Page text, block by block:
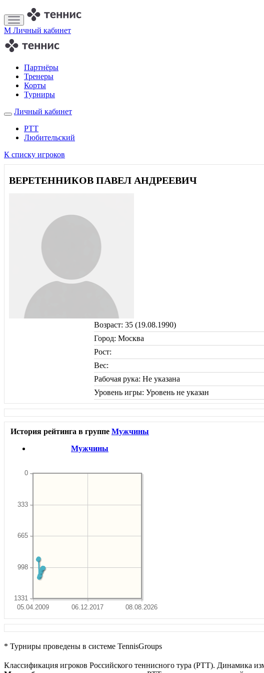
M Личный кабинет
Партнёры
Тренеры
Корты
Турниры
Личный кабинет
РТТ
Любительский
К списку игроков
ВЕРЕТЕННИКОВ ПАВЕЛ АНДРЕЕВИЧ
Возраст: 35 (19.08.1990)
Город: Москва
Рост:
Вес:
Рабочая рука: Не указана
Уровень игры: Уровень не указан
История рейтинга в группе Мужчины
Мужчины
05.04.2009 06.12.2017 08.08.2026
1331
998
665
333
0
* Турниры проведены в системе TennisGroups
Классификация игроков Российского теннисного тура (РТТ). Динамика